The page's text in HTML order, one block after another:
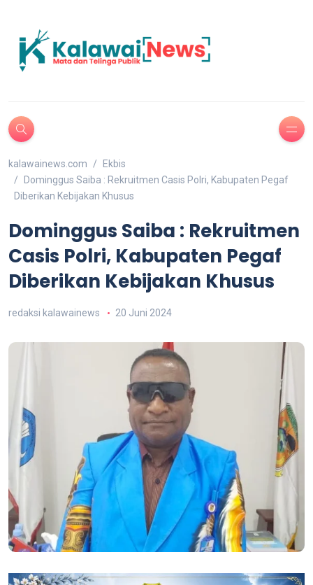
kalawainews.com
Ekbis
Dominggus Saiba : Rekruitmen Casis Polri, Kabupaten Pegaf
Diberikan Kebijakan Khusus
Dominggus Saiba : Rekruitmen
Casis Polri, Kabupaten Pegaf
Diberikan Kebijakan Khusus
redaksi kalawainews 20 Juni 2024